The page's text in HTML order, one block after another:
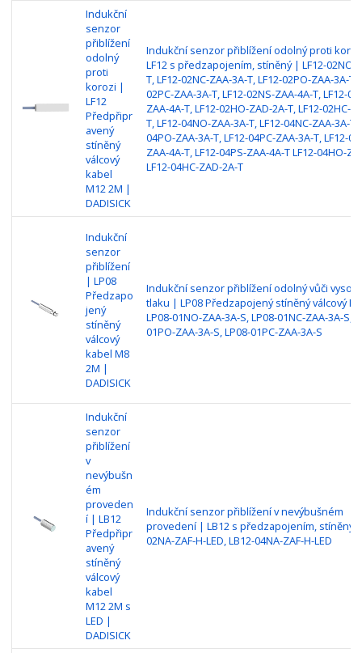
Indukční
senzor
přiblížení
odolný
proti
korozi |
LF12
Předpřipr
avený
stíněný
válcový
kabel
M12 2M |
DADISICK
Indukční senzor přiblížení odolný proti
LF12 s předzapojením, stíněný | LF12-02NO-
T, LF12-02NC-ZAA-3A-T, LF12-02PO-ZAA-3A-T,
02PC-ZAA-3A-T, LF12-02NS-ZAA-4A-T, LF12-
ZAA-4A-T, LF12-02HO-ZAD-2A-T, LF12-02HC-
T, LF12-04NO-ZAA-3A-T, LF12-04NC-ZAA-3A-T,
04PO-ZAA-3A-T, LF12-04PC-ZAA-3A-T, LF12-
ZAA-4A-T, LF12-04PS-ZAA-4A-T LF12-04HO-
LF12-04HC-ZAD-2A-T
Indukční
senzor
přiblížení
| LP08
Předzapo
jený
stíněný
válcový
kabel M8
2M |
DADISICK
Indukční senzor přiblížení odolný vůči
tlaku | LP08 Předzapojený stíněný válcový
LP08-01NO-ZAA-3A-S, LP08-01NC-ZAA-3A-S,
01PO-ZAA-3A-S, LP08-01PC-ZAA-3A-S
Indukční
senzor
přiblížení
v
nevýbušn
ém
proveden
í | LB12
Předpřipr
avený
stíněný
válcový
kabel
M12 2M s
LED |
DADISICK
Indukční senzor přiblížení v nevýbušném
provedení | LB12 s předzapojením, stíněný |
02NA-ZAF-H-LED, LB12-04NA-ZAF-H-LED